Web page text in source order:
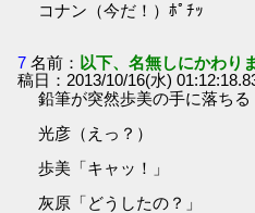
コナン（今だ！）ﾎﾟﾁｯ
7 名前： 以下、名無しにかわり
稿日：2013/10/16(水)
鉛筆が突然歩美の手に落ちる
光彦（えっ？）
歩美「キャッ！」
灰原「どうしたの？」